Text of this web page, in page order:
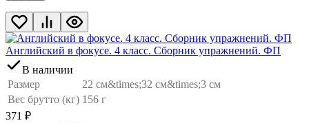
Английский в фокусе. 4 класс. Сборник упражнений. ФП
В наличии
Размер
22 см&times;32 см&times;3 см
Вес брутто (кг) 156 г
371 ₽